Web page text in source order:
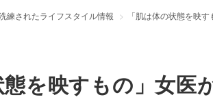
練されたライフスタイル情報
「肌は体の状態を映
態を映すもの」女医